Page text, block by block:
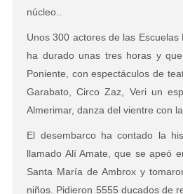
núcleo..
Unos 300 actores de las
ha durado unas tres horas y
Poniente, con espectáculos de
Garabato, Circo Zaz, Veri un
Almerimar, danza del vientre con
El desembarco ha contado la
llamado Alí Amate, que se apeó
Santa María de Ambrox y
niños. Pidieron 5555 ducados de